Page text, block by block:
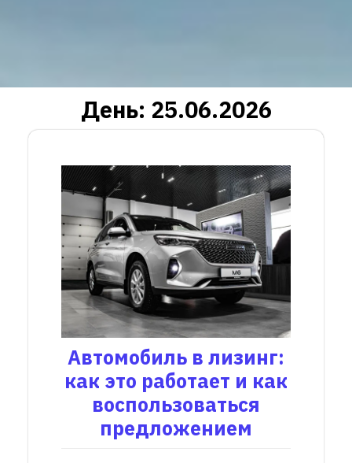
День: 25.06.2026
Автомобиль в лизинг:
как это работает и как
воспользоваться
предложением